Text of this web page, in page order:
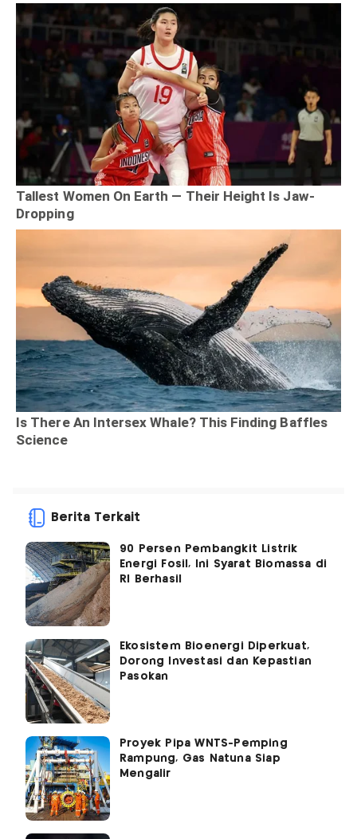
Berita Terkait
90 Persen Pembangkit Listrik
Energi Fosil, Ini Syarat Biomassa di
RI Berhasil
Ekosistem Bioenergi Diperkuat,
Dorong Investasi dan Kepastian
Pasokan
Proyek Pipa WNTS-Pemping
Rampung, Gas Natuna Siap
Mengalir